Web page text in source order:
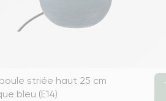
striée haut 25 cm
bleu (E14)